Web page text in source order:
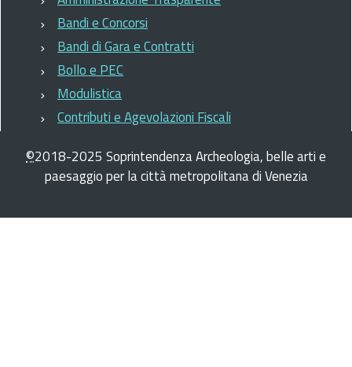
Bandi e Concorsi
Bandi di Gara e Contratti
Bollo e PEC
Modulistica
Contributi e Agevolazioni Fiscali
©2018-2025 Soprintendenza Archeologia, belle arti e
paesaggio per la città metropolitana di Venezia